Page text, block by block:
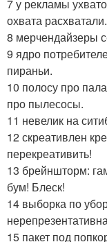
7 у рекламы
охвата расхватали.
8 мерчендайзеры
9 ядро
пираньи.
10 полосу про
про пылесосы.
11 невелик на
12 скреативлен
перекреативить!
13 брейншторм:
бум! Блеск!
14 выборка по
15 пакет под